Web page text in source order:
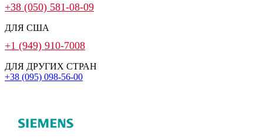
+38 (050) 581-08-09
ДЛЯ США
+1 (949) 910-7008
ДЛЯ ДРУГИХ СТРАН
+38 (095) 098-56-00